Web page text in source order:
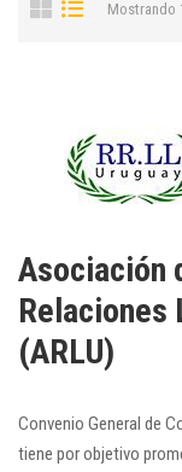
Mostrando
Asociación
Relaciones
(ARLU)
Convenio General de
tiene por objetivo